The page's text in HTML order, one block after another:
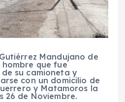
Mandujano de
que fue
su camioneta y
con un domicilio de
y Matamoros la
26 de Noviembre.